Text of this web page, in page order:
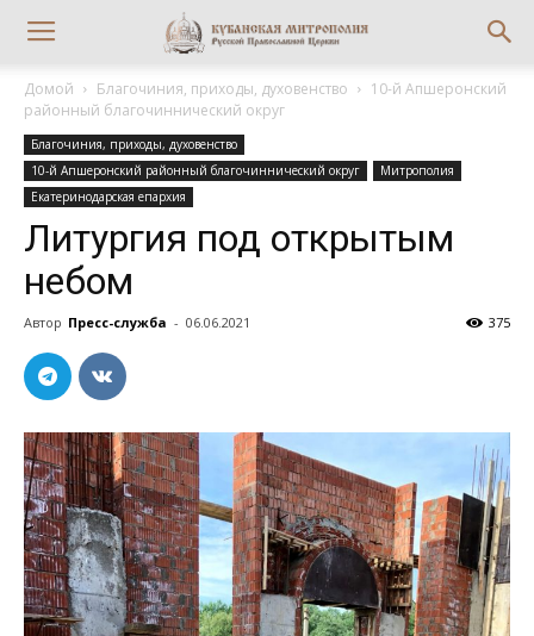
Домой Благочиния, приходы, духовенство
10-й Апшеронский
районный благочиннический округ
Благочиния, приходы, духовенство
10-й Апшеронский районный благочиннический округ
Митрополия
Екатеринодарская епархия
Литургия под открытым
небом
Автор Пресс-служба - 06.06.2021 375